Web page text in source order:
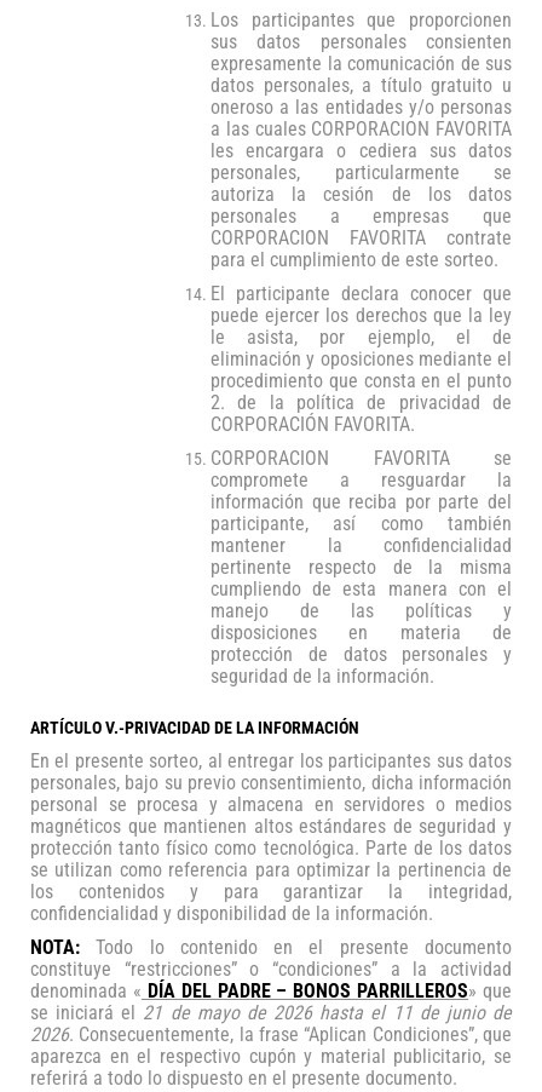
Los participantes que proporcionen
sus datos personales consienten
expresamente la comunicación de sus
datos personales, a título gratuito u
oneroso a las entidades y/o personas
a las cuales CORPORACION FAVORITA
les encargara o cediera sus datos
personales, particularmente se
autoriza la cesión de los datos
personales a empresas que
CORPORACION FAVORITA contrate
para el cumplimiento de este sorteo.
El participante declara conocer que
puede ejercer los derechos que la ley
le asista, por ejemplo, el de
eliminación y oposiciones mediante el
procedimiento que consta en el punto
2. de la política de privacidad de
CORPORACIÓN FAVORITA.
CORPORACION FAVORITA se
compromete a resguardar la
información que reciba por parte del
participante, así como también
mantener la confidencialidad
pertinente respecto de la misma
cumpliendo de esta manera con el
manejo de las políticas y
disposiciones en materia de
protección de datos personales y
seguridad de la información.
ARTÍCULO V.-PRIVACIDAD DE LA INFORMACIÓN
En el presente sorteo, al entregar los participantes sus datos
personales, bajo su previo consentimiento, dicha información
personal se procesa y almacena en servidores o medios
magnéticos que mantienen altos estándares de seguridad y
protección tanto físico como tecnológica. Parte de los datos
se utilizan como referencia para optimizar la pertinencia de
los contenidos y para garantizar la integridad,
confidencialidad y disponibilidad de la información.
NOTA:Todo lo contenido en el presente documento
constituye “restricciones” o “condiciones” a la actividad
denominada « DÍA DEL PADRE – BONOS PARRILLEROS» que
se iniciará el 21 de mayo de 2026 hasta el 11 de junio de
2026. Consecuentemente, la frase “Aplican Condiciones”, que
aparezca en el respectivo cupón y material
publicitario, se
referirá a todo lo dispuesto en el presente documento.